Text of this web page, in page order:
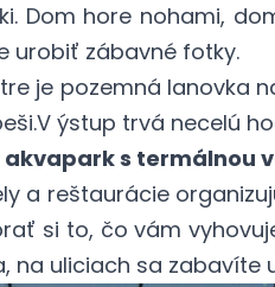
Dom hore nohami,
urobiť zábavné fotky.
je pozemná lanovka
ýstup trvá necelú
akvapark s termálnou
a reštaurácie
si to, čo vám
na uliciach sa zabavíte